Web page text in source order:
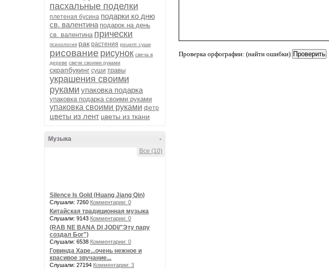
пасхальные поделки
плетеная бусина подарки ко дню
св. валентина подарок на день
св. валентина прически
психология рак растения рецепт суши
рисование рисунок свеча в
дереве свечи своими руками
скрапбукинг суши травы
украшения своими
руками упаковка подарка
упаковка подарка своими руками
упаковка своими руками фетр
цветы из лент цветы из ткани
-
Музыка
Все (10)
Silence Is Gold (Huang Jiang Qin)
Слушали: 7260 Комментарии: 0
Китайская традиционная музыка
Слушали: 9143 Комментарии: 0
(RAB NE BANA DI JODI/"Эту пару
создал Бог")
Слушали: 6538 Комментарии: 0
Говинда Харе...очень нежное и
красивое звучание...
Слушали: 27194 Комментарии: 3
Проверка орфографии: (найти ошибки)